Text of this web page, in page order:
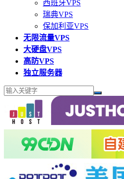
西班牙VPS
瑞典VPS
保加利亚VPS
无限流量VPS
大硬盘VPS
高防VPS
独立服务器